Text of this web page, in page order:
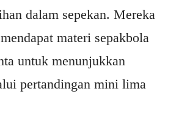
dalam sepekan. Mereka
materi sepakbola
untuk menunjukkan
pertandingan mini lima